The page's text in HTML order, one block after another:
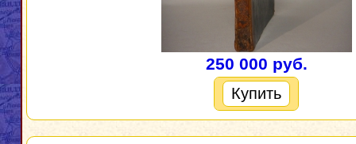
250 000 руб.
Купить